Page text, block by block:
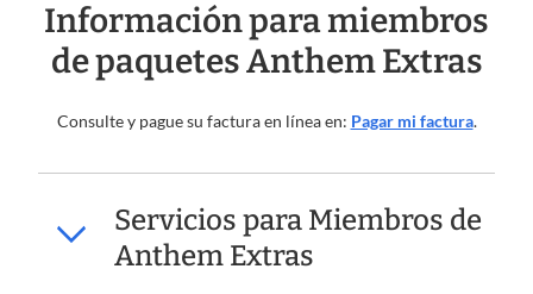
Información para miembros
de paquetes Anthem Extras
Consulte y pague su factura en línea en: Pagar mi factura.
Servicios para Miembros de
Anthem Extras